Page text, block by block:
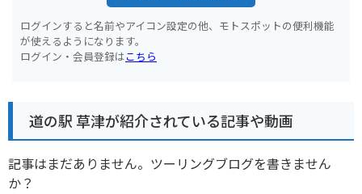
ログインすると名前やアイコン設定の他、モトスポットの便利機能
が使えるようになります。
ログイン・会員登録はこちら
道の駅 草津が紹介されている記事や動画
記事はまだありません。ツーリングブログを書きません
か？